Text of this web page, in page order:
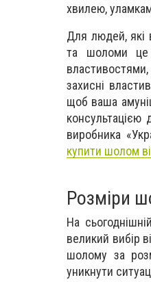
хвилею,
Для людей, які
та шоломи це
захисні
щоб ваша
консультацією
виробника
купити шолом
Розміри
На
великий вибір
шолому за
уникнути